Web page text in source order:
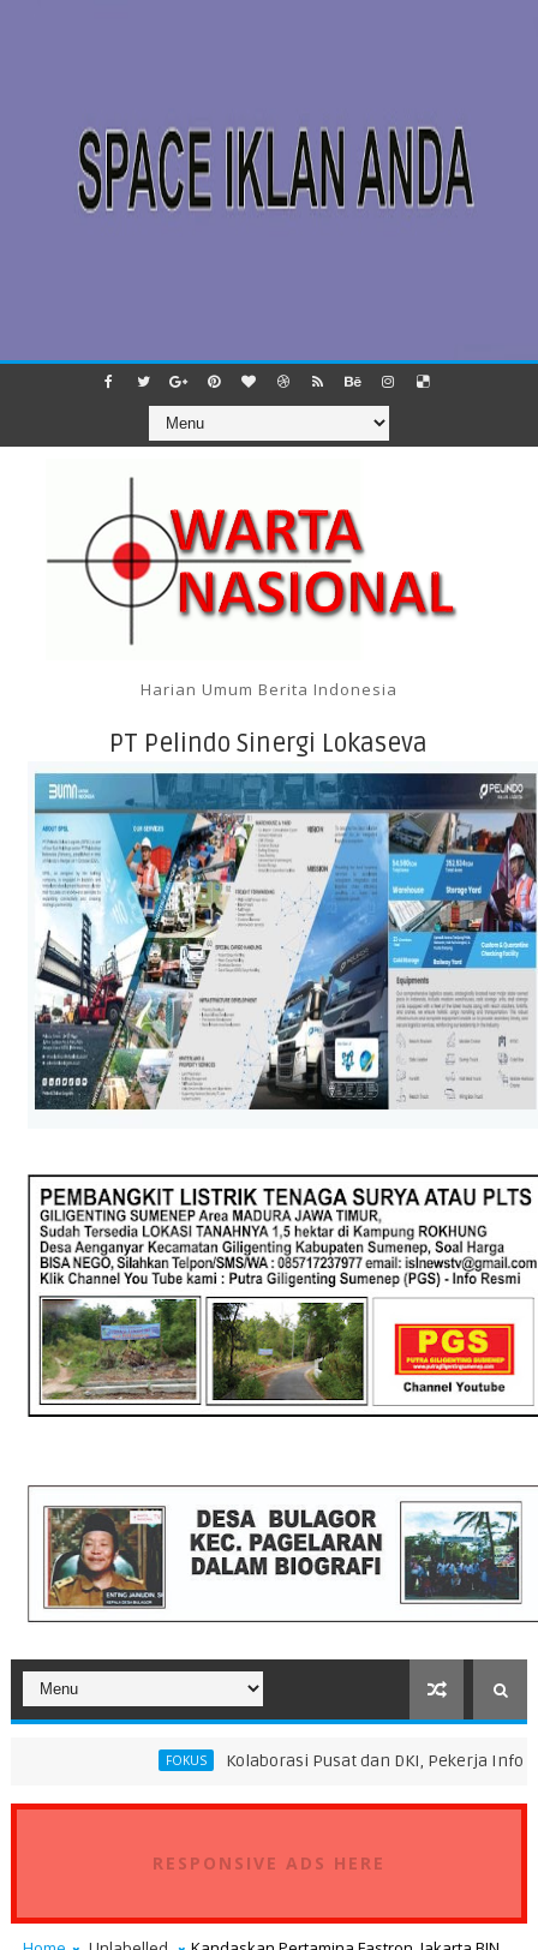
Harian Umum Berita Indonesia
PT Pelindo Sinergi Lokaseva
Kolaborasi Pusat dan DKI, Pekerja Informal Sektor
RESPONSIVE ADS HERE